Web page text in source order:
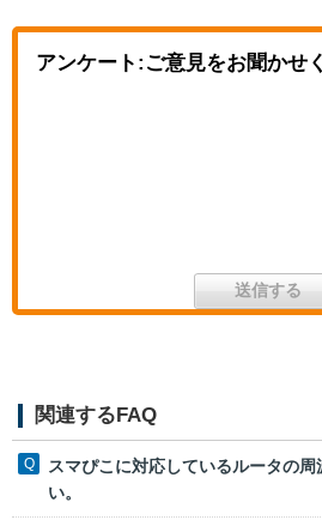
アンケート:ご意見をお聞かせ
関連するFAQ
スマぴこに対応しているルータの周
い。